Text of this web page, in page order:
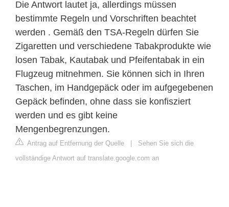
Die Antwort lautet ja, allerdings müssen
bestimmte Regeln und Vorschriften beachtet
werden . Gemäß den TSA-Regeln dürfen Sie
Zigaretten und verschiedene Tabakprodukte wie
losen Tabak, Kautabak und Pfeifentabak in ein
Flugzeug mitnehmen. Sie können sich in Ihren
Taschen, im Handgepäck oder im aufgegebenen
Gepäck befinden, ohne dass sie konfisziert
werden und es gibt keine
Mengenbegrenzungen.
Antrag auf Entfernung der Quelle | Sehen Sie sich die
vollständige Antwort auf translate.google.com an